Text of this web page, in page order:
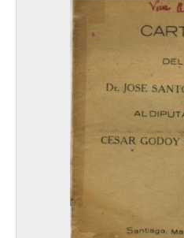
22 - Informe provisorio, mecanografiado, titulado Los
23 - Boletín Todo chile relegado de la
24 - Revista Mundo, junio
25 - Librillo de tipo informativo y conceptual
26 - Informe del Banco de Santiago, a partir de la declaración
27 - Documento informativo del Centro de
28 - Boletín del Centro de
29 - Mundo real, núm., 5: boletín
31 - Compendio mecanografiado titulado
33 - Folleto El